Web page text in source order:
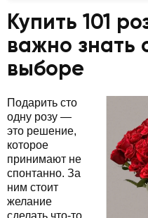
Купить 101
важно знать
выборе
Подарить сто
одну розу —
это решение,
которое
принимают не
спонтанно. За
ним стоит
желание
сделать что-то